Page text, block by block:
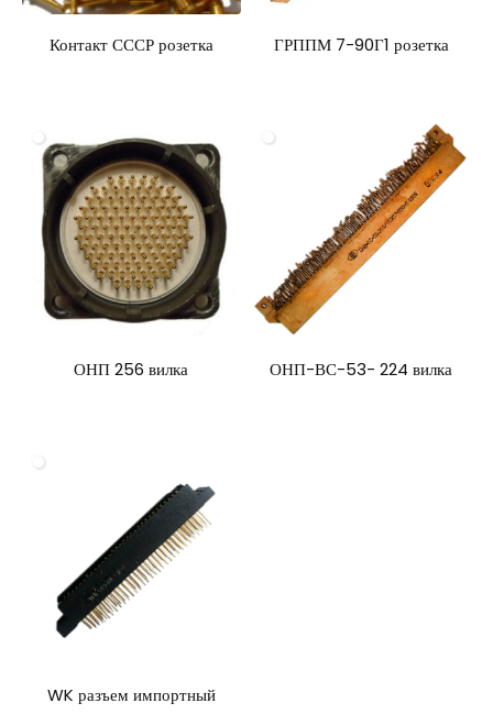
Контакт СССР розетка ГРППМ 7-90Г1 розетка
ОНП 256 вилка ОНП-ВС-53- 224 вилка
WK разъем импортный